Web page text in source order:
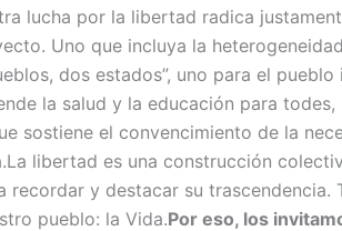
lucha por la libertad radica
Uno que incluya la
dos estados”, uno para el
la salud y la educación para
sostiene el convencimiento de la
libertad es una construcción
recordar y destacar su trascendencia.
pueblo: la Vida.Por eso, los